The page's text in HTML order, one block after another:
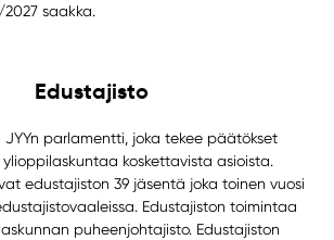
saakka.
Edustajisto
JYYn parlamentti, joka tekee päätökset
koskettavista asioista.
edustajiston 39 jäsentä joka toinen vuosi
Edustajiston toimintaa
puheenjohtajisto. Edustajiston